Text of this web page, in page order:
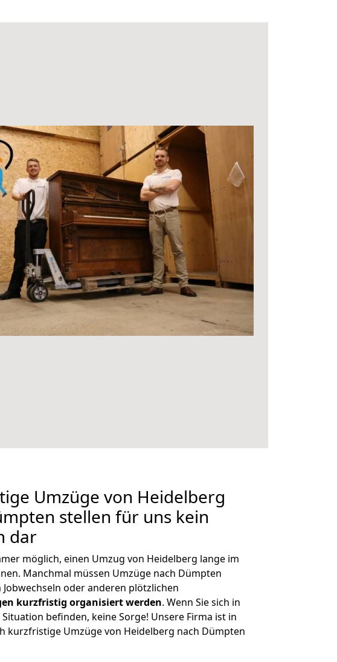
Umzüge von Heidelberg
stellen für uns kein
dar
möglich, einen Umzug von Heidelberg lange im
Manchmal müssen Umzüge nach Dümpten
oder anderen plötzlichen
kurzfristig organisiert werden. Wenn Sie sich in
befinden, keine Sorge! Unsere Firma ist in
kurzfristige Umzüge von Heidelberg nach Dümpten